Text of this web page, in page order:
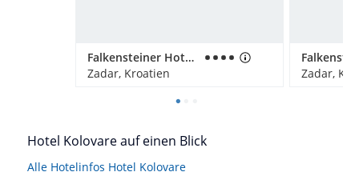
Falkensteiner Hotel Adriana
Zadar, Kroatien
Zadar,
Hotel Kolovare auf einen Blick
Alle Hotelinfos Hotel Kolovare